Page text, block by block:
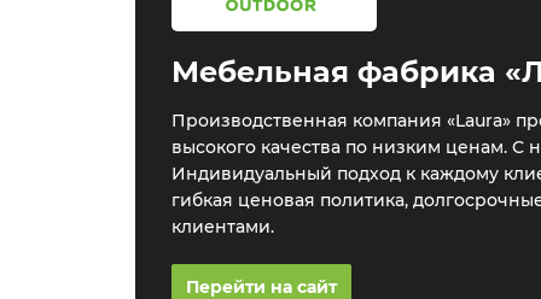
Мебельная фабрика
Производственная компания «Laura»
высокого качества по низким ценам. С
Индивидуальный подход к каждому
гибкая ценовая политика,
клиентами.
Перейти на сайт